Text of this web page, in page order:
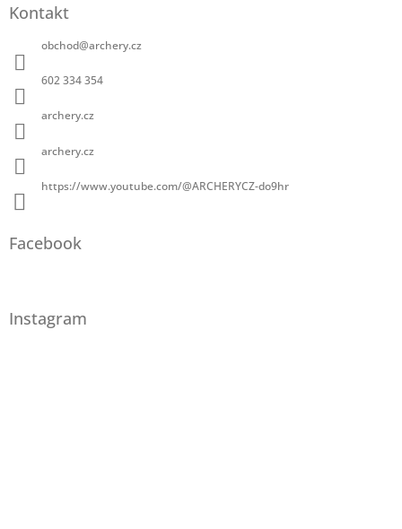
Kontakt
obchod@archery.cz
602 334 354
archery.cz
archery.cz
https://www.youtube.com/@ARCHERYCZ-do9hr
Facebook
Instagram